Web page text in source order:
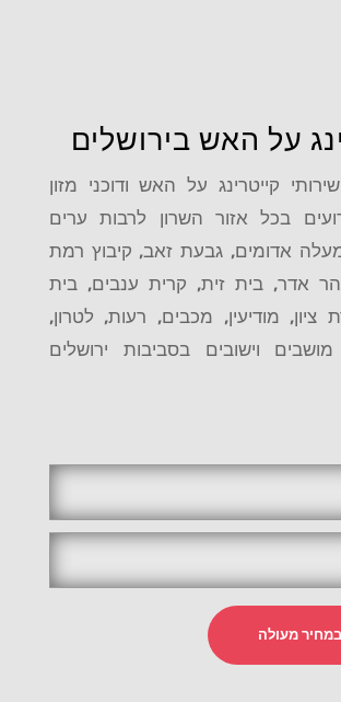
על האש בירושלים
קייטרינג על האש ודוכני מזון
בכל אזור השרון לרבות ערים
מעלה אדומים, גבעת זאב, קיבוץ רמת
אדר, בית זית, קרית ענבים, בית
מודיעין, מכבים, רעות, לטרון,
וישובים בסביבות ירושלים
מעולה